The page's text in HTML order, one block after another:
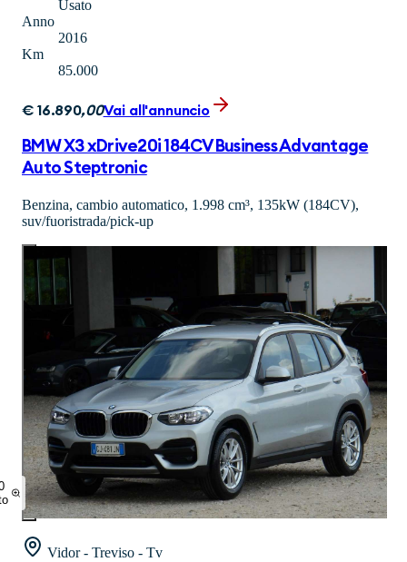
Usato
Anno
2016
Km
85.000
€16.890,00Vai all'annuncio
BMW X3 xDrive20i 184CV Business Advantage
Auto Steptronic
Benzina, cambio automatico, 1.998 cm³, 135kW (184CV),
suv/fuoristrada/pick-up
Vidor - Treviso - Tv